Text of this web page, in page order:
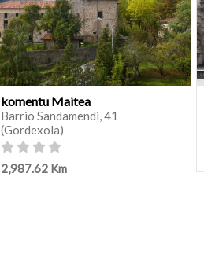
komentu Maitea
Barrio Sandamendi, 41
(Gordexola)
2,987.62 Km